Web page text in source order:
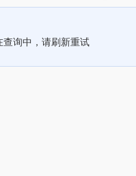
查询中，请刷新重试